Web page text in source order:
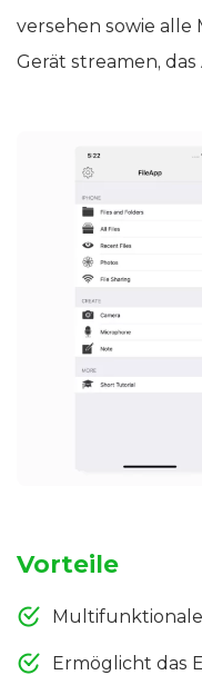
versehen sowie alle
Gerät streamen,
Vorteile
Ermöglicht das